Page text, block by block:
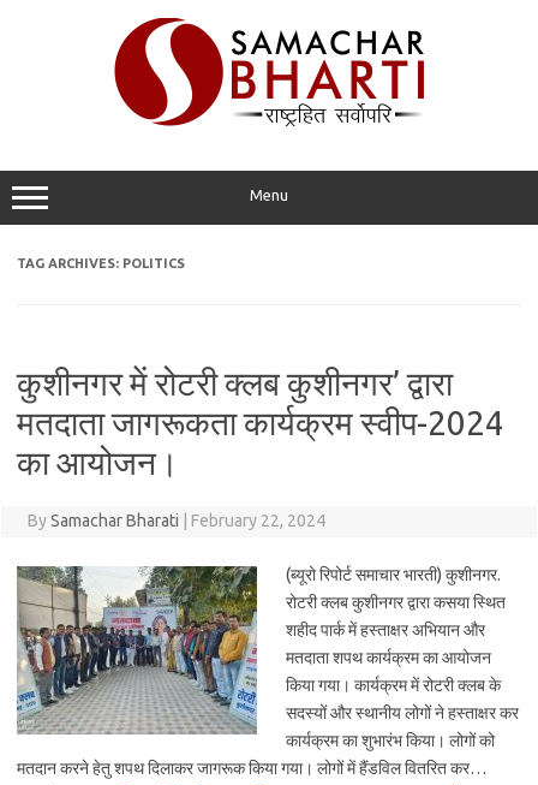
Menu
TAG ARCHIVES: POLITICS
कुशीनगर में रोटरी क्लब कुशीनगर’ द्वारा
मतदाता जागरूकता कार्यक्रम स्वीप-2024
का आयोजन।
BySamachar Bharati February 22, 2024
(ब्यूरो रिपोर्ट समाचार भारती) कुशीनगर.
रोटरी क्लब कुशीनगर द्वारा कसया स्थित
शहीद पार्क में हस्ताक्षर अभियान और
मतदाता शपथ कार्यक्रम का आयोजन
किया गया। कार्यक्रम में रोटरी क्लब के
सदस्यों और स्थानीय लोगों ने हस्ताक्षर कर
कार्यक्रम का शुभारंभ किया। लोगों को
मतदान करने हेतु शपथ दिलाकर जागरूक किया गया। लोगों में हैंडविल वितरित कर…